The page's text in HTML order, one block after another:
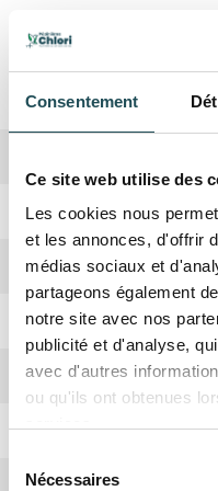
Consentement
Ce site web utilise des
Les cookies nous
et les annonces, d'offrir
médias sociaux et
partageons également
notre site avec nos
publicité et d'analyse,
avec d'autres
ou qu'ils ont obtenues
Nécessaires
Période de plantation
Forme de la couronne
Rusticité
Croissance
Absorbation CO2
Hauteur adulte